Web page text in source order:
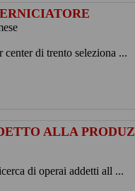
center di trento seleziona ...
ALLA
di operai addetti all ...